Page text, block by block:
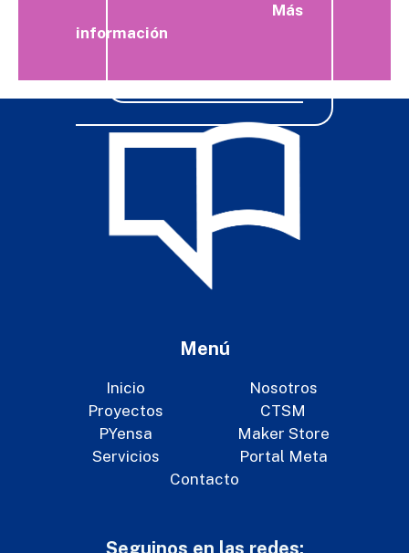
Más
información
Menú
Inicio
Nosotros
Proyectos
CTSM
PYensa
Maker Store
Servicios
Portal Meta
Contacto
Seguinos en las redes: